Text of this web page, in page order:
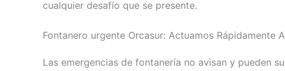
cualquier desafío que se presente.
Fontanero urgente Orcasur: Actuamos Rápidamente
Las emergencias de fontanería no avisan y pueden